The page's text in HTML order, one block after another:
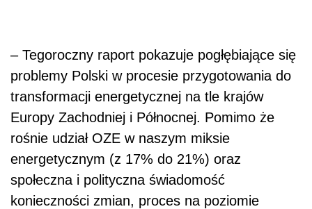
– Tegoroczny raport pokazuje pogłębiające się
problemy Polski w procesie przygotowania do
transformacji energetycznej na tle krajów
Europy Zachodniej i Północnej. Pomimo że
rośnie udział OZE w naszym miksie
energetycznym (z 17% do 21%) oraz
społeczna i polityczna świadomość
konieczności zmian, proces na poziomie